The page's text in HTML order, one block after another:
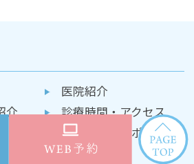
医院紹介
介
診療時間・アクセス
プライバシーポリシー